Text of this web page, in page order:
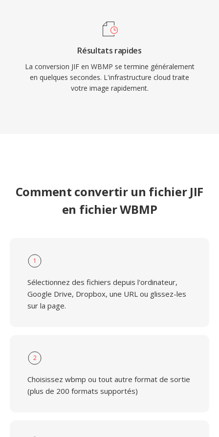
Résultats rapides
La conversion JIF en WBMP se termine généralement
en quelques secondes. L'infrastructure cloud traite
votre image rapidement.
Comment convertir un fichier JIF
en fichier WBMP
1
Sélectionnez des fichiers depuis l'ordinateur,
Google Drive, Dropbox, une URL ou glissez-les
sur la page.
2
Choisissez wbmp ou tout autre format de sortie
(plus de 200 formats supportés)